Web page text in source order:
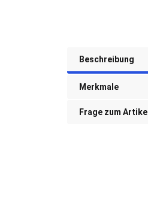
Beschreibung
Merkmale
Frage zum Artikel